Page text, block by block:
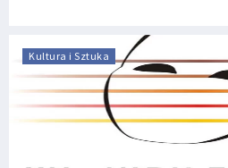
Kultura i Sztuka